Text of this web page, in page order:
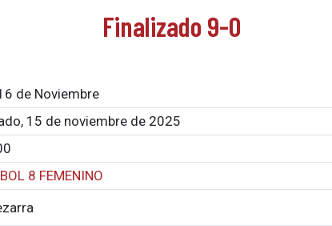
Finalizado 9-0
de Noviembre
15 de noviembre de 2025
8 FEMENINO